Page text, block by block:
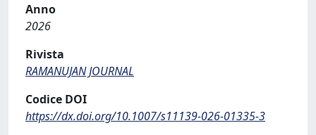
Anno
2026
Rivista
RAMANUJAN JOURNAL
Codice DOI
https://dx.doi.org/10.1007/s11139-026-01335-3